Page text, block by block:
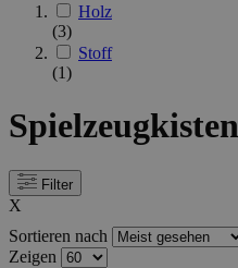
Holz
(3)
Stoff
(1)
Filter
X
Sortieren nach
Zeigen